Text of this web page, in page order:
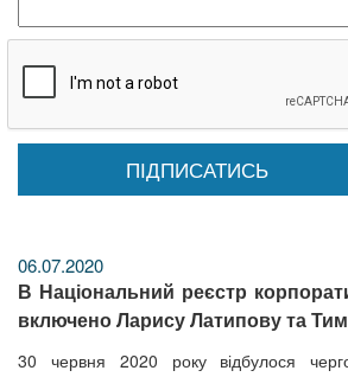
06.07.2020
В Національний реєстр
включено Ларису Латипову та
30 червня 2020 року відбулося